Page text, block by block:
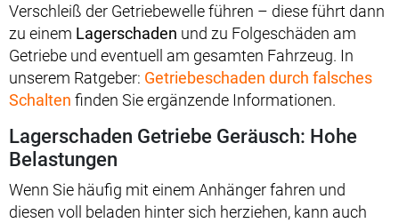
Verschleiß der Getriebewelle führen – diese führt dann
zu einem Lagerschaden und zu Folgeschäden am
Getriebe und eventuell am gesamten Fahrzeug. In
unserem Ratgeber: Getriebeschaden durch falsches
Schalten finden Sie ergänzende Informationen.
Lagerschaden Getriebe Geräusch: Hohe
Belastungen
Wenn Sie häufig mit einem Anhänger fahren und
diesen voll beladen hinter sich herziehen, kann auch